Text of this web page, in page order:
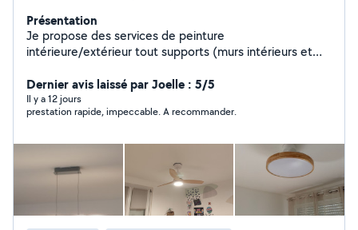
Présentation
Je propose des services de peinture
intérieure/extérieur tout supports (murs intérieurs et
peint et de toile de verre, montage de meubles,
installation de luminaires, de ventilateur au plafond,
pose d'étagères etc
Dernier avis laissé par Joelle : 5/5
Il y a 12 jours
prestation rapide, impeccable. A recommander.